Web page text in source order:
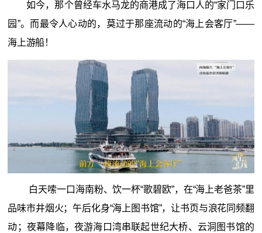
如今，那个曾经车水马龙的商港成了海口人的“家门口乐
园”。而最令人心动的，莫过于那座流动的“海上会客厅”——
海上游船！
白天嗦一口海南粉、饮一杯“歌碧欧”，在“海上老爸茶”里
品味市井烟火；午后化身“海上图书馆”，让书页与浪花同频翻
动；夜幕降临，夜游海口湾串联起世纪大桥、云洞图书馆的